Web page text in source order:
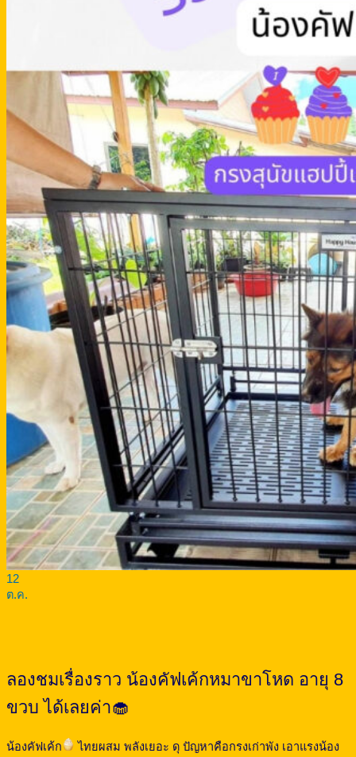
12
ต.ค.
ลองชมเรื่องราว น้องคัฟเค้กหมาขาโหด อายุ 8
ขวบ ได้เลยค่า🧁
น้องคัฟเค้ก
ไทยผสม พลังเยอะ ดุ ปัญหาคือกรงเก่าพัง เอาแรงน้อง